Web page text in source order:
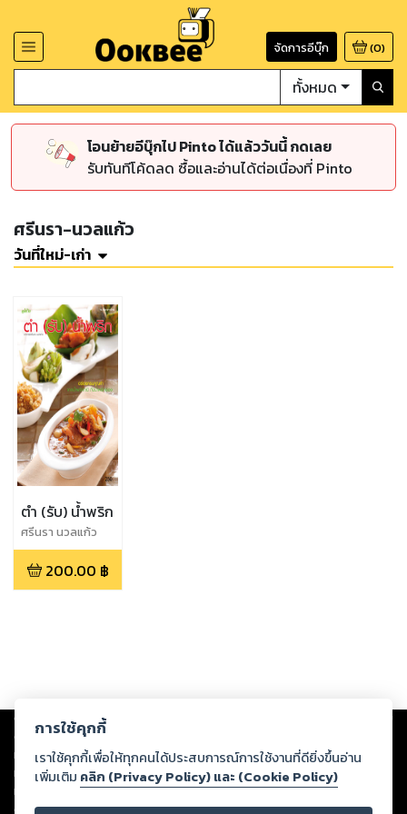
จัดการอีบุ๊ก (0)
ทั้งหมด
โอนย้ายอีบุ๊กไป Pinto ได้แล้ววันนี้ กดเลย
รับทันทีโค้ดลด ซื้อและอ่านได้ต่อเนื่องที่ Pinto
ศรีนรา-นวลแก้ว
วันที่ใหม่-เก่า
ตำ (รับ) น้ำพริก
ศรีนรา นวลแก้ว
200.00 ฿
Copyright © 2026
ต่อผลงานหรือเนื้อหาใดที่อัปโหลดผ่านเว็บไซต์และปรากฏว่าละเมิดสิทธิใน
ทรัพย์สินทางปัญญาของบุคคลอื่นหรือขัดต่อกฎหมายและศีลธรรม ดังนั้น ผู้อ่าน
ทุกท่านโปรดใช้วิจารณญาณในการกลั่นกรองด้วยตนเอง และหากท่านพบว่าส่วน
หนึ่งส่วนใดขัดต่อกฎหมายและศีลธรรม กรุณาแจ้งมายังบริษัท เพื่อทีมงานจะได้
ดำเนินการในทันที ทั้งนี้ ทางสตอรี่ล็อกขอสงวนลิขสิทธิ์ตามพระราชบัญญัติ
การใช้คุกกี้
เราใช้คุกกี้เพื่อให้ทุกคนได้ประสบการณ์การใช้งานที่ดียิ่งขึ้นอ่าน
เพิ่มเติม คลิก (Privacy Policy) และ (Cookie Policy)